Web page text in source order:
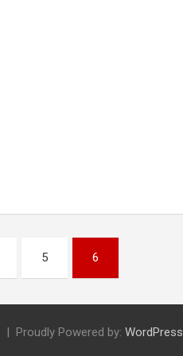
5 6
Proudly Powered by: WordPress